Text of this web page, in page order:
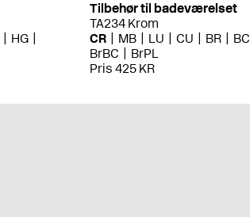
HG
Tilbehør til badeværelset
TA234 Krom
CR
MB LU CU BR BC
BrBC
BrPL
Pris 425 KR